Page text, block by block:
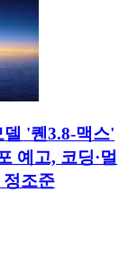
'퀜3.8-맥스'
예고, 코딩·멀
조준